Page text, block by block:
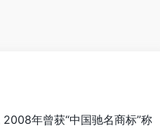
年曾获“中国驰名商标”称